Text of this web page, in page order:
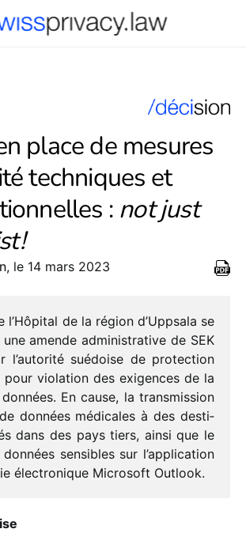
place de mesures
techniques et
: not just
!
, le 14 mars 2023
l’Hôpital de la région d’Uppsala se
amende admi­nis­tra­tive de SEK
l’autorité suédoise de protec­tion
pour viola­tion des exigences de la
En cause, la trans­mis­sion
données médi­cales à des desti­
dans des pays tiers, ainsi que le
sensibles sur l’application
élec­tro­nique Microsoft Outlook.